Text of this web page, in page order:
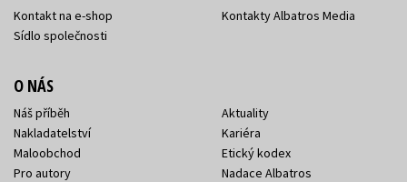
Kontakt na e-shop
Sídlo společnosti
Kontakty Albatros Media
O NÁS
Náš příběh
Nakladatelství
Maloobchod
Pro autory
Aktuality
Kariéra
Etický kodex
Nadace Albatros